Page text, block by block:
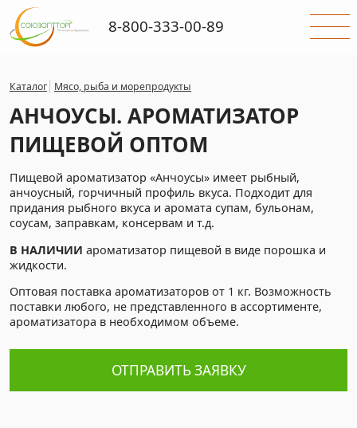
Каталог Мясо, рыба и морепродукты
АНЧОУСЫ. АРОМАТИЗАТОР
ПИЩЕВОЙ ОПТОМ
Пищевой ароматизатор «Анчоусы» имеет рыбный,
анчоусный, горчичный профиль вкуса. Подходит для
придания рыбного вкуса и аромата супам, бульонам,
соусам, заправкам, консервам и т.д.
В НАЛИЧИИ ароматизатор пищевой в виде порошка и
жидкости.
Оптовая поставка ароматизаторов от 1 кг. Возможность
поставки любого, не представленного в ассортименте,
ароматизатора в необходимом объеме.
ОТПРАВИТЬ ЗАЯВКУ
8-800-333-00-89